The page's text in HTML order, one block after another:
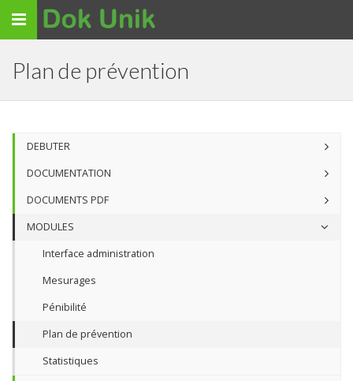
Toggle
Plan de prévention
DEBUTER
DOCUMENTATION
DOCUMENTS PDF
MODULES
Interface administration
Mesurages
Pénibilité
Plan de prévention
Statistiques